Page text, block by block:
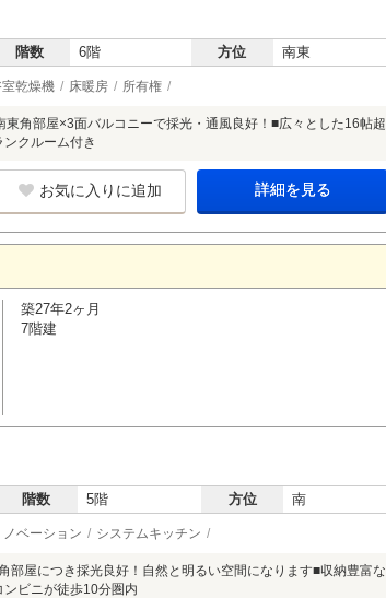
階数 6階 方位 南東
乾燥機 床暖房 所有権
角部屋×3面バルコニーで採光・通風良好！■広々とした16帖超
クルーム付き
お気に入りに追加 詳細を見る
築27年2ヶ月
7階建
階数 5階 方位 南
ノベーション システムキッチン
部屋につき採光良好！自然と明るい空間になります■収納豊富な
ビニが徒歩10分圏内